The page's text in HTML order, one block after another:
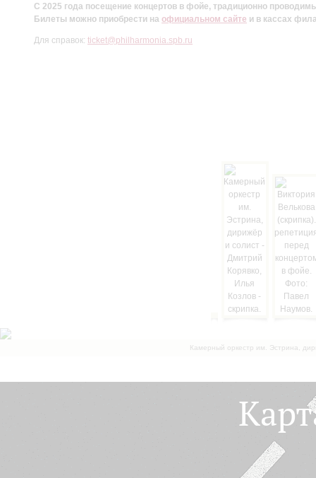
С 2025 года посещение концертов в фойе, традиционно
Билеты можно приобрести на официальном сайте и в кассах
Для справок: ticket@philharmonia.spb.ru
Камерный оркестр им. Эстрина,